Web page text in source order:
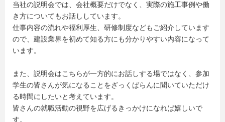
当社の説明会では、会社概要だけでなく、実際の施工事例や働
き方についてもお話ししています。
仕事内容の流れや福利厚生、研修制度などもご紹介しています
ので、建設業界を初めて知る方にも分かりやすい内容になって
います。
また、説明会はこちらが一方的にお話しする場ではなく、参加
学生の皆さんが気になることをざっくばらんに聞いていただけ
る時間にしたいと考えています。
皆さんの就職活動の視野を広げるきっかけになれば嬉しいで
す。